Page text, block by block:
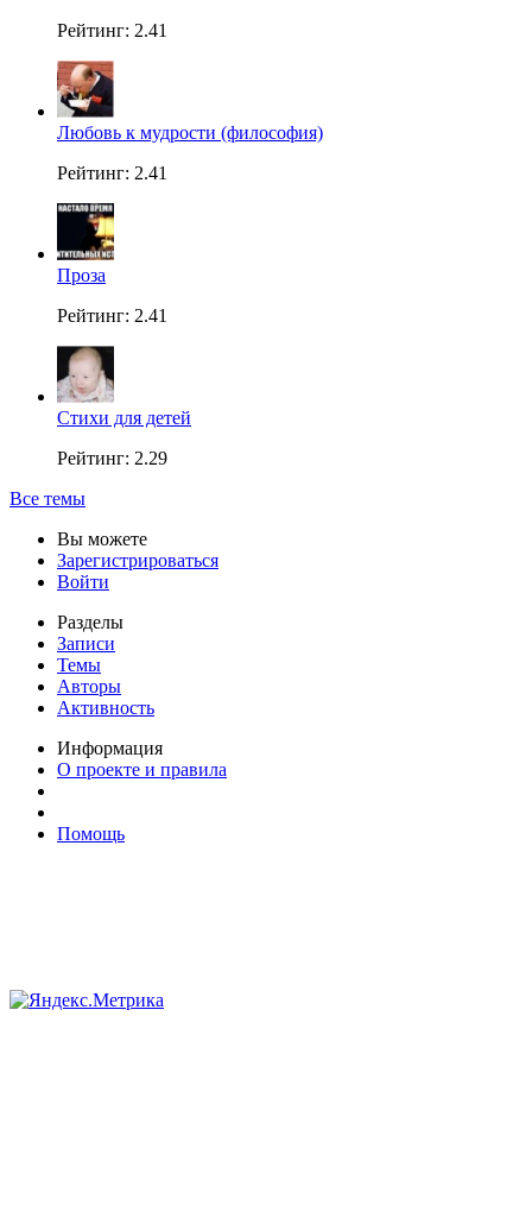
Рейтинг: 2.41
Любовь к мудрости (философия)
Рейтинг: 2.41
Проза
Рейтинг: 2.41
Стихи для детей
Рейтинг: 2.29
Все темы
Вы можете
Зарегистрироваться
Войти
Разделы
Записи
Темы
Авторы
Активность
Информация
О проекте и правила
Помощь